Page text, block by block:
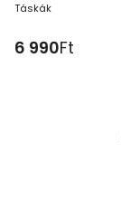
Táskák
6 990Ft